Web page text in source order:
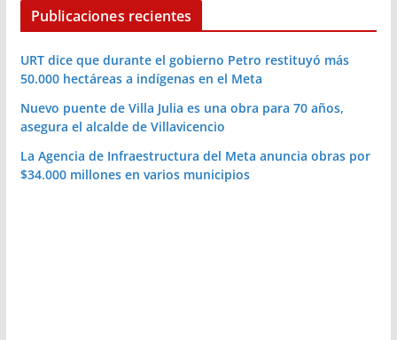
Publicaciones recientes
URT dice que durante el gobierno Petro restituyó más
50.000 hectáreas a indígenas en el Meta
Nuevo puente de Villa Julia es una obra para 70 años,
asegura el alcalde de Villavicencio
La Agencia de Infraestructura del Meta anuncia obras por
$34.000 millones en varios municipios